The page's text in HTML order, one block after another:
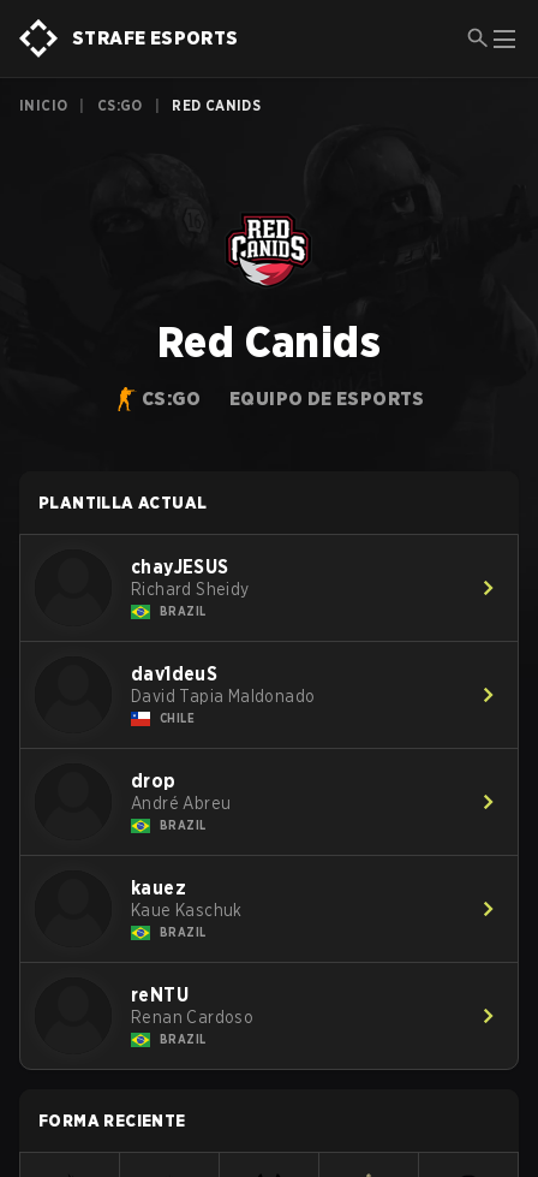
STRAFE ESPORTS
INICIO CS:GO RED CANIDS
Red Canids
CS:GO EQUIPO DE ESPORTS
PLANTILLA ACTUAL
chayJESUS
Richard Sheidy
BRAZIL
dav1deuS
David Tapia Maldonado
CHILE
drop
André Abreu
BRAZIL
kauez
Kaue Kaschuk
BRAZIL
reNTU
Renan Cardoso
BRAZIL
FORMA RECIENTE